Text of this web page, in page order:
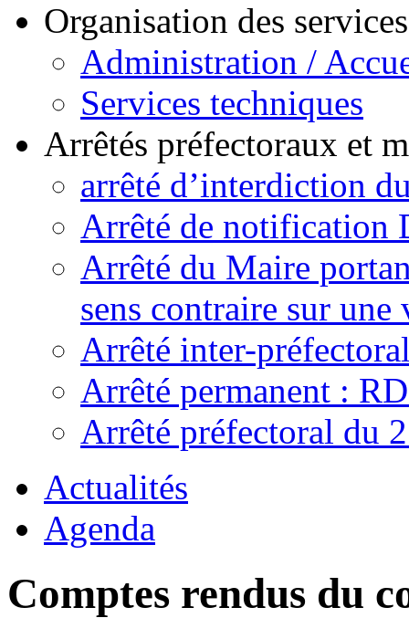
Organisation des
Administration /
Services techniques
Arrêtés préfectoraux et
arrêté d’interdiction
Arrêté de notification
Arrêté du Maire
sens contraire sur une
Arrêté inter-
Arrêté permanent :
Arrêté préfectoral du
Actualités
Agenda
Comptes rendus du